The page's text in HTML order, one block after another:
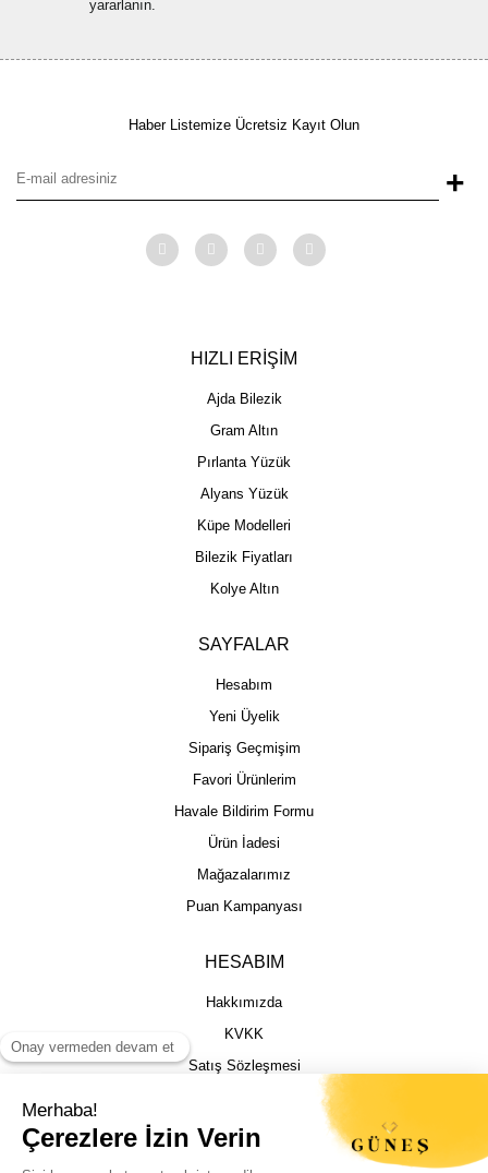
yararlanın.
Haber Listemize Ücretsiz Kayıt Olun
+
HIZLI ERİŞİM
Ajda Bilezik
Gram Altın
Pırlanta Yüzük
Alyans Yüzük
Küpe Modelleri
Bilezik Fiyatları
Kolye Altın
SAYFALAR
Hesabım
Yeni Üyelik
Sipariş Geçmişim
Favori Ürünlerim
Havale Bildirim Formu
Ürün İadesi
Mağazalarımız
Puan Kampanyası
HESABIM
Hakkımızda
KVKK
Satış Sözleşmesi
İptal İade Şartları